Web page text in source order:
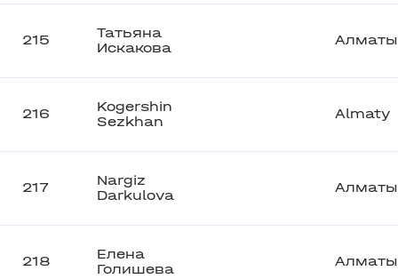
215
Татьяна
Искакова
Алматы
216
Kogershin
Sezkhan
Almaty
217
Nargiz
Darkulova
Алматы
218
Елена
Голишева
Алматы